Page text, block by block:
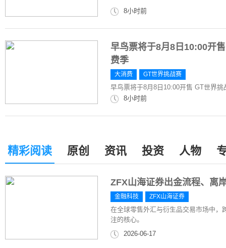
8小时前
早鸟票将于8月8日10:00开
费季
大消费 GT世界挑战赛
早鸟票将于8月8日10:00开售 GT世界
8小时前
精彩阅读 原创 资讯 投资 人物
ZFX山海证券出金流程、离
金融科技 ZFX山海证券
在全球零售外汇与衍生品交易市场中，
注的核心。
2026-06-17